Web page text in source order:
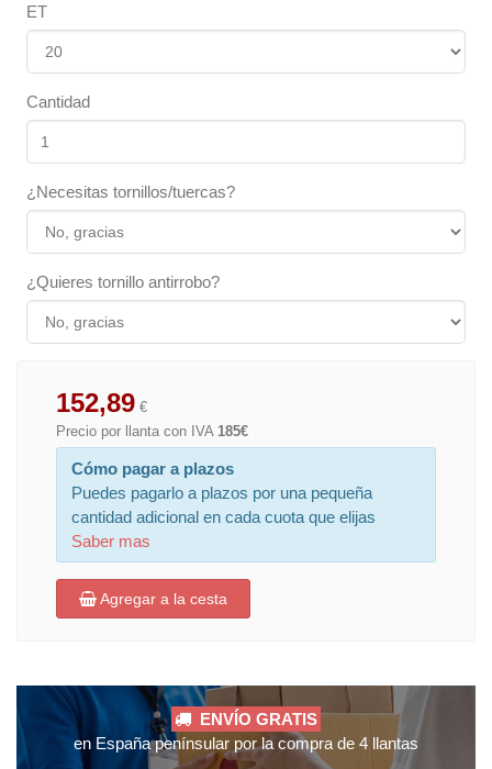
ET
Cantidad
¿Necesitas tornillos/tuercas?
¿Quieres tornillo antirrobo?
152,89 €
Precio por llanta con IVA 185€
Cómo pagar a plazos
Puedes pagarlo a plazos por una pequeña
cantidad adicional en cada cuota que elijas
Saber mas
Agregar a la cesta
ENVÍO GRATIS
en España penínsular por la compra de 4 llantas